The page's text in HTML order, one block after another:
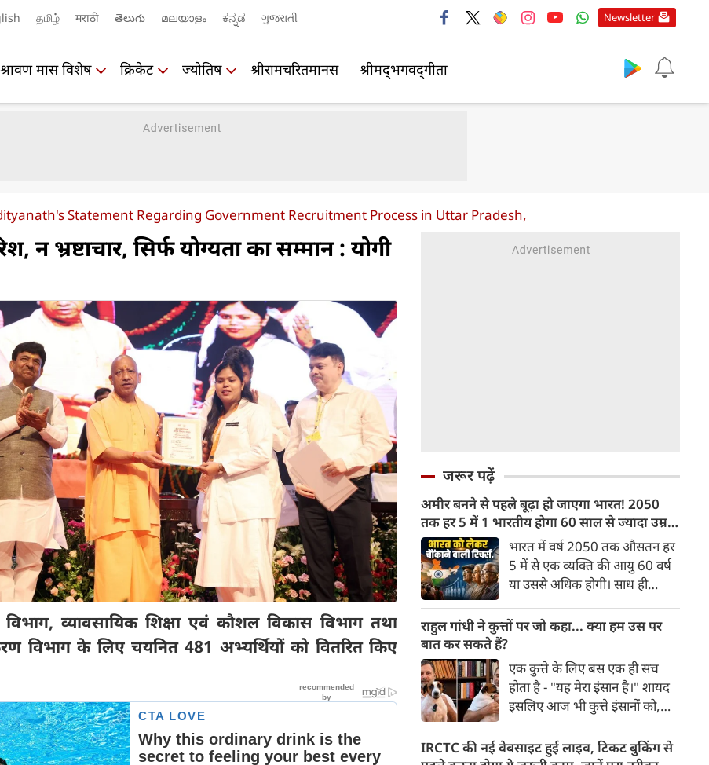
தமிழ் मराठी తెలుగు മലയാളം ಕನ್ನಡ ગુજરાતી Newsletter
श्रावण मास विशेष क्रिकेट ज्योतिष श्रीरामचरितमानस श्रीमद्‍भगवद्‍गीता
Statement Regarding Government Recruitment Process in Uttar Pradesh,
न भ्रष्टाचार, सिर्फ योग्यता का सम्मान : योगी
व्यावसायिक शिक्षा एवं कौशल विकास विभाग तथा
विभाग के लिए चयनित 481 अभ्यर्थियों को वितरित किए
जरूर पढ़ें
अमीर बनने से पहले बूढ़ा हो जाएगा भारत! 2050
तक हर 5 में 1 भारतीय होगा 60 साल से ज्यादा उम्र
का
भारत में वर्ष 2050 तक औसतन हर
5 में से एक व्यक्ति की आयु 60 वर्ष
या उससे अधिक होगी। साथ ही
भारत में रहेंगे। ‘ट्रांसफॉर्म रूरल
अनुसार भारत विकसित देशों के
विपरीत समृद्ध बनने से पहले ही वृद्ध
होती आबादी वाले देश की श्रेणी में
पहुंच रहा है।
राहुल गांधी ने कुत्तों पर जो कहा... क्या हम उस पर
बात कर सकते हैं?
एक कुत्ते के लिए बस एक ही सच
होता है - "यह मेरा इंसान है।" शायद
इसलिए आज भी कुत्ते इंसानों को,
भू-राजनीति से लेकर कृत्रिम
IRCTC की नई वेबसाइट हुई लाइव, टिकट बुकिंग से